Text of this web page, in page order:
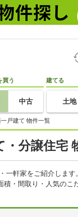
買う
中古
建てる
土地
戸建て 物件一覧
・分譲住宅
一軒家をご紹介しま
・間取り・人気の